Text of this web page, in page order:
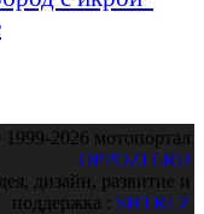
1999-2026 мотопортал
OPPOZIT.RU
дизайн, развитие и
поддержка : SHTRLZ